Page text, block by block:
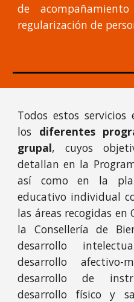
de
regularización de
Todos estos servicios
los diferentes
grupal, cuyos
detallan en la
así como en la
educativo individual
las áreas recogidas en
la Consellería de
desarrollo
desarrollo afectivo-
desarrollo de
desarrollo físico y